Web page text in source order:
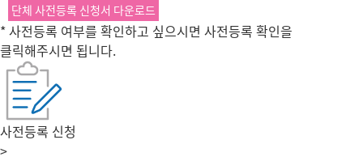
단체 사전등록 신청서 다운로드
* 사전등록 여부를 확인하고 싶으시면 사전등록 확인을
클릭해주시면 됩니다.
사전등록 신청
>